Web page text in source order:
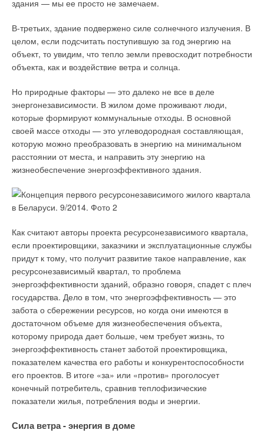
здания — мы ее просто не замечаем.
В-третьих, здание подвержено силе солнечного излучения. В
целом, если подсчитать поступившую за год энергию на
объект, то увидим, что тепло земли превосходит потребности
объекта, как и воздействие ветра и солнца.
Но природные факторы — это далеко не все в деле
энергонезависимости. В жилом доме проживают люди,
которые формируют коммунальные отходы. В основной
своей массе отходы — это углеводородная составляющая,
которую можно преобразовать в энергию на минимальном
расстоянии от места, и направить эту энергию на
жизнеобеспечение энергоэффективного здания.
Как считают авторы проекта ресурсонезависимого квартала,
если проектировщики, заказчики и эксплуатационные службы
придут к тому, что получит развитие такое направление, как
ресурсонезависимый квартал, то проблема
энергоэффективности зданий, образно говоря, спадет с плеч
государства. Дело в том, что энергоэффективность — это
забота о сбережении ресурсов, но когда они имеются в
достаточном объеме для жизнеобеспечения объекта,
которому природа дает больше, чем требует жизнь, то
энергоэффективность станет заботой проектировщика,
показателем качества его работы и конкурентоспособности
его проектов. В итоге «за» или «против» проголосует
конечный потребитель, сравнив теплофизические
показатели жилья, потребления воды и энергии.
Сила ветра - энергия в доме
Ваш E-mail *
Текст комментария